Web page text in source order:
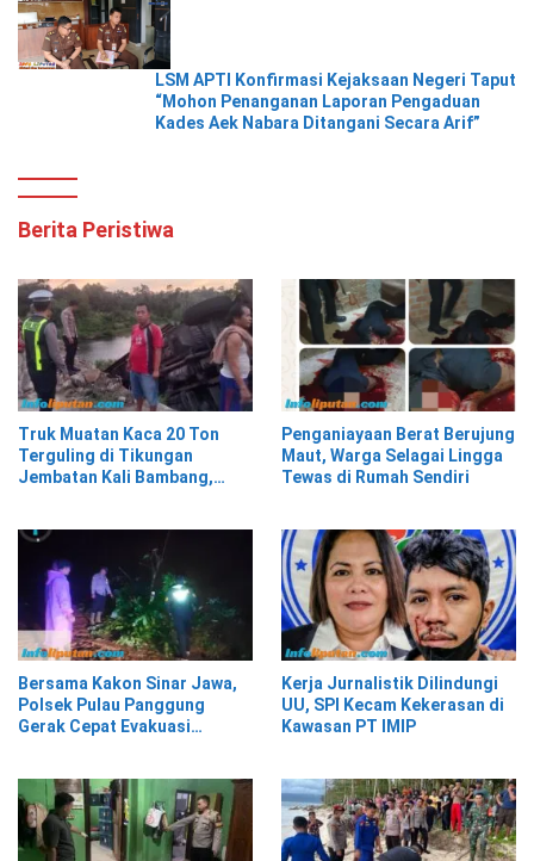
LSM APTI Konfirmasi Kejaksaan Negeri Taput
“Mohon Penanganan Laporan Pengaduan
Kades Aek Nabara Ditangani Secara Arif”
Berita Peristiwa
Truk Muatan Kaca 20 Ton
Terguling di Tikungan
Jembatan Kali Bambang,
Penganiayaan Berat Berujung
Maut, Warga Selagai Lingga
Tewas di Rumah Sendiri
Bersama Kakon Sinar Jawa,
Polsek Pulau Panggung
Gerak Cepat Evakuasi
Kerja Jurnalistik Dilindungi
UU, SPI Kecam Kekerasan di
Kawasan PT IMIP